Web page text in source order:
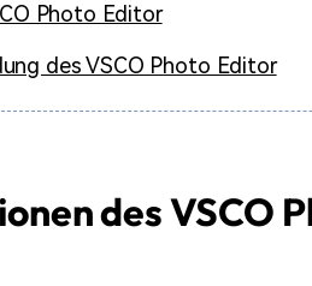
Photo Editor
des VSCO Photo Editor
des VSCO